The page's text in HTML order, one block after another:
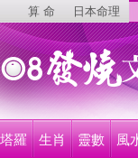
算 命 日本命理
塔羅 生肖 靈數 風